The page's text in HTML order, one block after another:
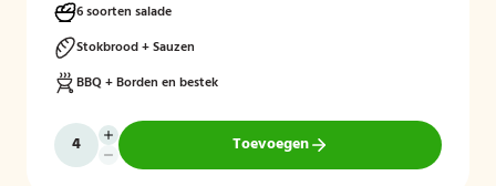
6 soorten salade
Stokbrood + Sauzen
BBQ + Borden en bestek
Toevoegen